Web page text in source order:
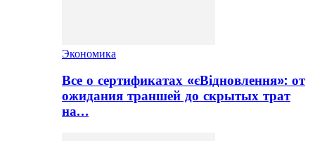
Экономика
Все о сертификатах «єВідновлення»: от
ожидания траншей до скрытых трат
на…